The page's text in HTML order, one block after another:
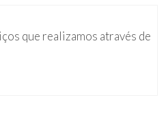
que realizamos através de